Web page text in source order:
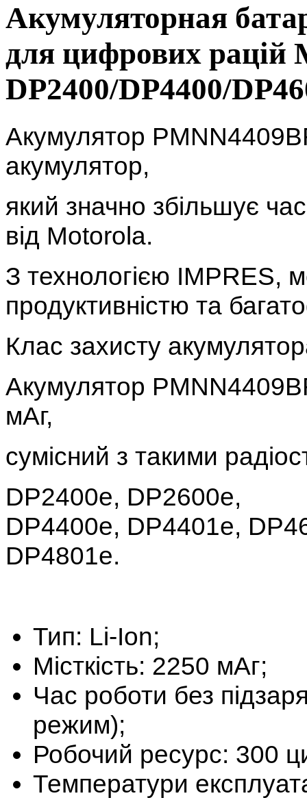
Акумуляторная
для цифрових рацій
DP2400/DP4400/
Акумулятор
акумулятор,
який значно збільшує
від Motorola.
З технологією IMPRES,
продуктивністю та
Клас захисту
Акумулятор
мАг,
сумісний з такими
DP2400e, DP2600e,
DP4400e, DP4401e,
DP4801e.
Тип: Li-Ion;
Місткість: 2250 мАг;
Час роботи без
режим);
Робочий ресурс: 300
Температури